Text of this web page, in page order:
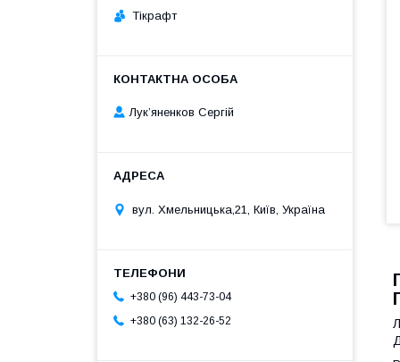
Тікрафт
Лук’яненков Сергій
вул. Хмельницька,21, Київ, Україна
+380 (96) 443-73-04
+380 (63) 132-26-52